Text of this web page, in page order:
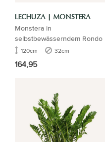
LECHUZA | MONSTERA
Monstera in
selbstbewässerndem Rondo
120cm 32cm
164,95